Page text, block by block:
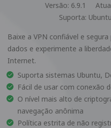
Versão: 6.9.1
Suporta:
Baixe a VPN confiável e
dados e experimente a
Internet.
Suporta sistemas Ubuntu,
Fácil de usar com conexão
O nível mais alto de
navegação anônima
Política estrita de não